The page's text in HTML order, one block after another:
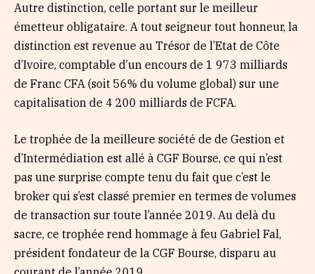
Autre distinction, celle portant sur le meilleur
émetteur obligataire. A tout seigneur tout honneur, la
distinction est revenue au Trésor de l’Etat de Côte
d’Ivoire, comptable d’un encours de 1 973 milliards
de Franc CFA (soit 56% du volume global) sur une
capitalisation de 4 200 milliards de FCFA.
Le trophée de la meilleure société de de Gestion et
d’Intermédiation est allé à CGF Bourse, ce qui n’est
pas une surprise compte tenu du fait que c’est le
broker qui s’est classé premier en termes de volumes
de transaction sur toute l’année 2019. Au delà du
sacre, ce trophée rend hommage à feu Gabriel Fal,
président fondateur de la CGF Bourse, disparu au